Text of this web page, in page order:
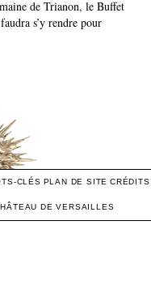
de Trianon, le Buffet
s’y rendre pour
CLÉS PLAN DE SITE CRÉDITS
DE VERSAILLES